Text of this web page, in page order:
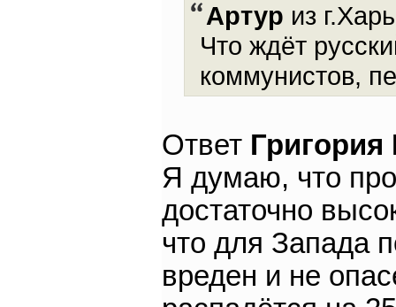
Артур из
Что ждёт
коммунистов,
Ответ
Я думаю, что
достаточно
что для Запада
вреден и не